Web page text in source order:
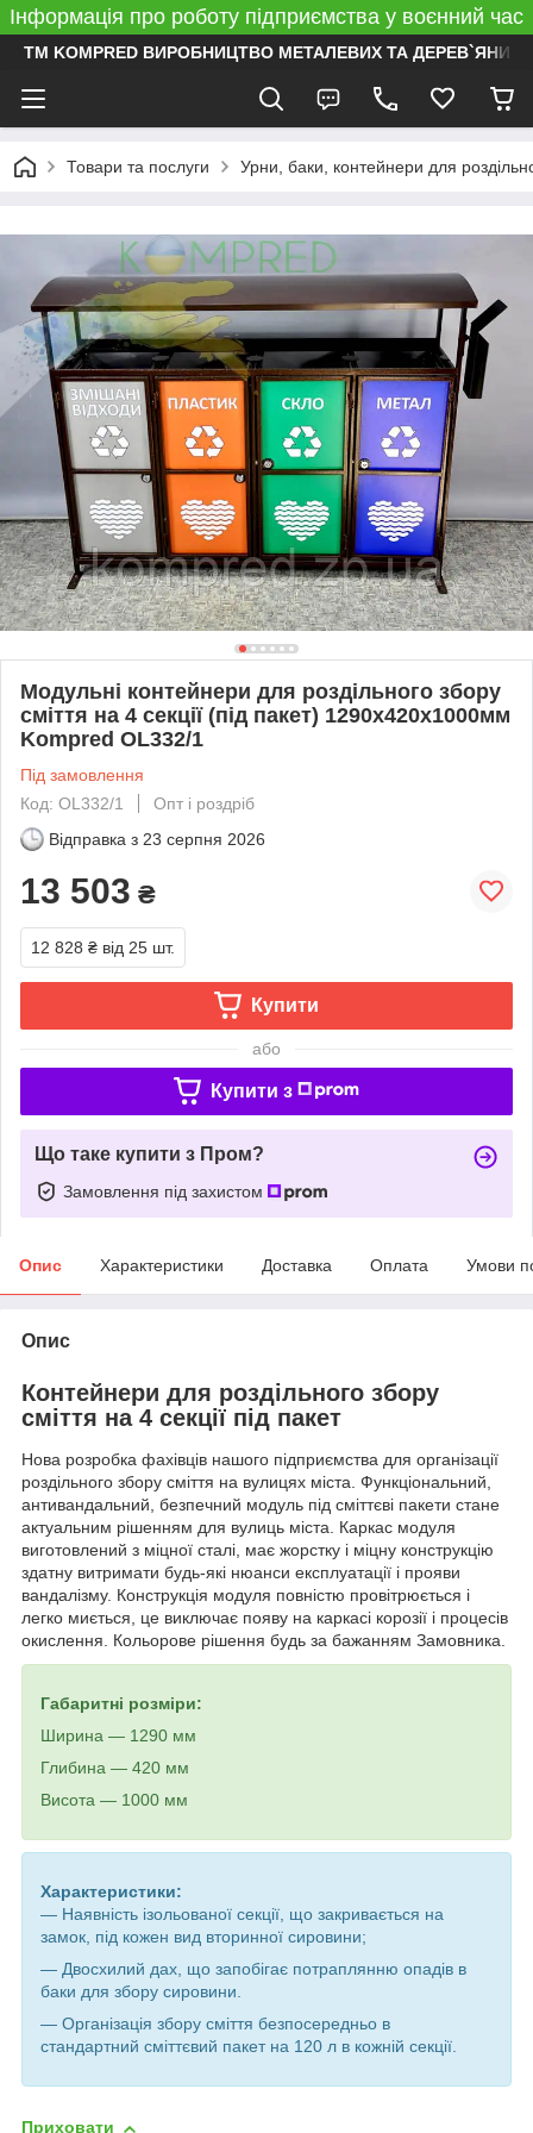
Інформація про роботу підприємства у воєнний час
ТМ KOMPRED ВИРОБНИЦТВО МЕТАЛЕВИХ ТА ДЕРЕВ`ЯНИХ
Товари та послуги Урни, баки, контейнери для
Модульні контейнери для роздільного збору
сміття на 4 секції (під пакет) 1290х420х1000мм
Kompred OL332/1
Під замовлення
Код: OL332/1
Опт і роздріб
Відправка з 23 серпня 2026
13 503 ₴
12 828 ₴ від 25 шт.
Купити
або
Купити з
Що таке купити з Пром?
Замовлення під захистом
Опис Характеристики Доставка Оплата Умови
Опис
Контейнери для роздільного збору
сміття на 4 секції під пакет
Нова розробка фахівців нашого підприємства для організації
роздільного збору сміття на вулицях міста. Функціональний,
антивандальний, безпечний модуль під сміттєві пакети стане
актуальним рішенням для вулиць міста. Каркас модуля
виготовлений з міцної сталі, має жорстку і міцну конструкцію
здатну витримати будь-які нюанси експлуатації і прояви
вандалізму. Конструкція модуля повністю провітрюється і
легко миється, це виключає появу на каркасі корозії і процесів
окислення. Кольорове рішення будь за бажанням Замовника.
Габаритні розміри:
Ширина — 1290 мм
Глибина — 420 мм
Висота — 1000 мм
Характеристики:
— Наявність ізольованої секції, що закривається на
замок, під кожен вид вторинної сировини;
— Двосхилий дах, що запобігає потраплянню опадів в
баки для збору сировини.
— Організація збору сміття безпосередньо в
стандартний сміттєвий пакет на 120 л в кожній секції.
Приховати